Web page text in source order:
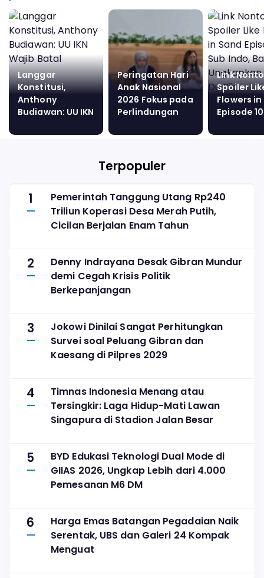
Langgar
Konstitusi,
Anthony
Budiawan: UU IKN
Peringatan Hari
Anak Nasional
2026 Fokus pada
Perlindungan
Ruang Aktivitas
Link
Spoiler
Flowers in
Episode
Terpopuler
1
Pemerintah Tanggung Utang Rp240
Triliun Koperasi Desa Merah Putih,
Cicilan Berjalan Enam Tahun
2
Denny Indrayana Desak Gibran Mundur
demi Cegah Krisis Politik
Berkepanjangan
3
Jokowi Dinilai Sangat Perhitungkan
Survei soal Peluang Gibran dan
Kaesang di Pilpres 2029
4
Timnas Indonesia Menang atau
Tersingkir: Laga Hidup-Mati Lawan
Singapura di Stadion Jalan Besar
5
BYD Edukasi Teknologi Dual Mode di
GIIAS 2026, Ungkap Lebih dari 4.000
Pemesanan M6 DM
6
Harga Emas Batangan Pegadaian Naik
Serentak, UBS dan Galeri 24 Kompak
Menguat